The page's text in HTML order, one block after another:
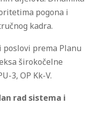
pogona i
kadra.
prema Planu
širokočelne
3, OP Kk-V.
rad sistema i